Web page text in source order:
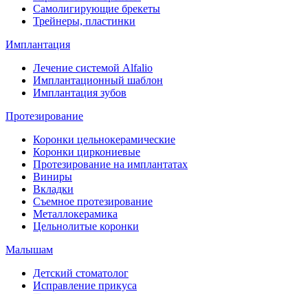
Самолигирующие брекеты
Трейнеры, пластинки
Имплантация
Лечение системой Alfalio
Имплантационный шаблон
Имплантация зубов
Протезирование
Коронки цельнокерамические
Коронки циркониевые
Протезирование на имплантатах
Виниры
Вкладки
Съемное протезирование
Металлокерамика
Цельнолитые коронки
Малышам
Детский стоматолог
Исправление прикуса